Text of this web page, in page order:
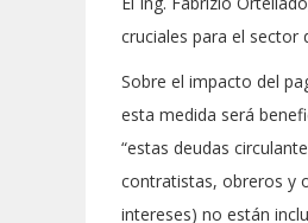
cruciales para el sector
Sobre el impacto del
esta medida será
“estas deudas
contratistas, obreros y
intereses) no están